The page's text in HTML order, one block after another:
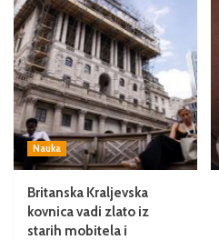
Nauka
Britanska Kraljevska
kovnica vadi zlato iz
starih mobitela i